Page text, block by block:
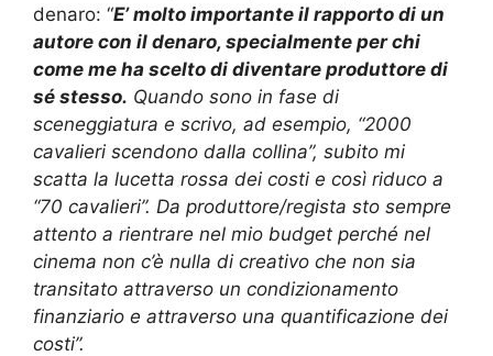
denaro: “E’ molto importante il rapporto di un
autore con il denaro, specialmente per chi
come me ha scelto di diventare produttore di
sé stesso. Quando sono in fase di
sceneggiatura e scrivo, ad esempio, “2000
cavalieri scendono dalla collina”, subito mi
scatta la lucetta rossa dei costi e così riduco a
“70 cavalieri”. Da produttore/regista sto sempre
attento a rientrare nel mio budget perché nel
cinema non c’è nulla di creativo che non sia
transitato attraverso un condizionamento
finanziario e attraverso una quantificazione dei
costi”.